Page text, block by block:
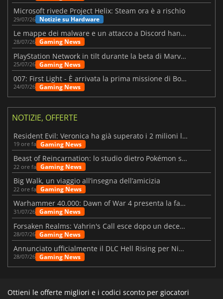
Microsoft rivede Project Helix: Steam ora è a rischio
29/07/26 Notizie su Hardware
Le mappe dei malware e un attacco a Discord hanno colpito Meccha Chameleon
28/07/26 Gaming News
PlayStation Network in tilt durante la beta di Marvel Tōkon
25/07/26 Gaming News
007: First Light - È arrivata la prima missione di Bond dopo il lancio
24/07/26 Gaming News
NOTIZIE, OFFERTE
Resident Evil: Veronica ha già superato i 2 milioni liste dei desideri
19 ore fa Gaming News
Beast of Reincarnation: lo studio dietro Pokémon su una nuova strada
22 ore fa Gaming News
Big Walk, un viaggio all’insegna dell’amicizia
22 ore fa Gaming News
Warhammer 40.000: Dawn of War 4 presenta la fazione dei Necron
31/07/26 Gaming News
Forsaken Realms: Vahrin's Call esce dopo un decennio di sviluppo
28/07/26 Gaming News
Annunciato ufficialmente il DLC Hell Rising per Nioh 3
28/07/26 Gaming News
Ottieni le offerte migliori e i codici sconto per giocatori